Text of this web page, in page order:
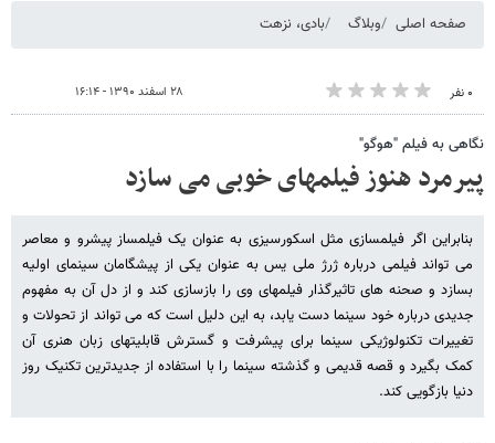
صفحه اصلی وبلاگ بادی، نزهت
۰ نفر ۲۸ اسفند ۱۳۹۰ - ۱۶:۱۴
نگاهی به فیلم "هوگو"
پیرمرد هنوز فیلمهای خوبی می سازد
بنابراین اگر فیلمسازی مثل اسکورسیزی به عنوان یک فیلمساز پیشرو و معاصر
می تواند فیلمی درباره ژرژ ملی یس به عنوان یکی از پیشگامان سینمای اولیه
بسازد و صحنه های تاثیرگذار فیلمهای وی را بازسازی کند و از دل آن به مفهوم
جدیدی درباره خود سینما دست یابد، به این دلیل است که می تواند از تحولات و
تغییرات تکنولوژیکی سینما برای پیشرفت و گسترش قابلیتهای زبان هنری آن
کمک بگیرد و قصه قدیمی و گذشته سینما را با استفاده از جدیدترین تکنیک روز
دنیا بازگویی کند.